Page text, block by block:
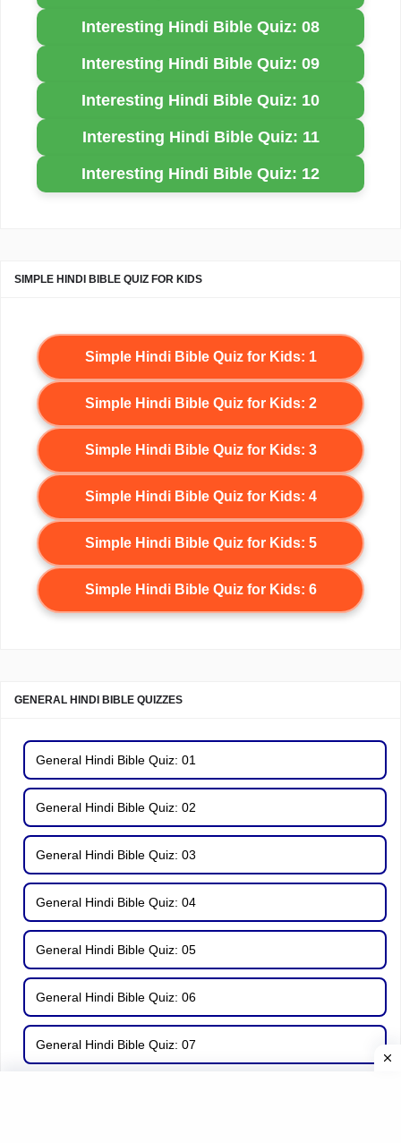
Interesting Hindi Bible Quiz: 08
Interesting Hindi Bible Quiz: 09
Interesting Hindi Bible Quiz: 10
Interesting Hindi Bible Quiz: 11
Interesting Hindi Bible Quiz: 12
SIMPLE HINDI BIBLE QUIZ FOR KIDS
Simple Hindi Bible Quiz for Kids: 1
Simple Hindi Bible Quiz for Kids: 2
Simple Hindi Bible Quiz for Kids: 3
Simple Hindi Bible Quiz for Kids: 4
Simple Hindi Bible Quiz for Kids: 5
Simple Hindi Bible Quiz for Kids: 6
GENERAL HINDI BIBLE QUIZZES
General Hindi Bible Quiz: 01
General Hindi Bible Quiz: 02
General Hindi Bible Quiz: 03
General Hindi Bible Quiz: 04
General Hindi Bible Quiz: 05
General Hindi Bible Quiz: 06
General Hindi Bible Quiz: 07